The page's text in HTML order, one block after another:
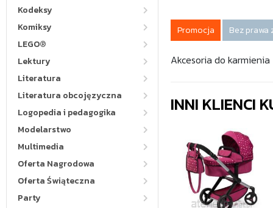
Kodeksy
Komiksy
LEGO®
Lektury
Literatura
Literatura obcojęzyczna
Logopedia i pedagogika
Modelarstwo
Multimedia
Oferta Nagrodowa
Oferta Świąteczna
Party
Promocja Bez prawa
Akcesoria do karmienia
INNI KLIENCI